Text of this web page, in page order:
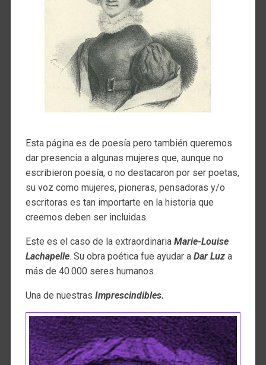
Esta página es de poesía pero también queremos
dar presencia a algunas mujeres que, aunque no
escribieron poesía, o no destacaron por ser poetas,
su voz como mujeres, pioneras, pensadoras y/o
escritoras es tan importarte en la historia que
creemos deben ser incluidas.
Este es el caso de la extraordinaria Marie-Louise
Lachapelle. Su obra poética fue ayudar aDar Luz a
más de 40.000 seres humanos.
Una de nuestras Imprescindibles.